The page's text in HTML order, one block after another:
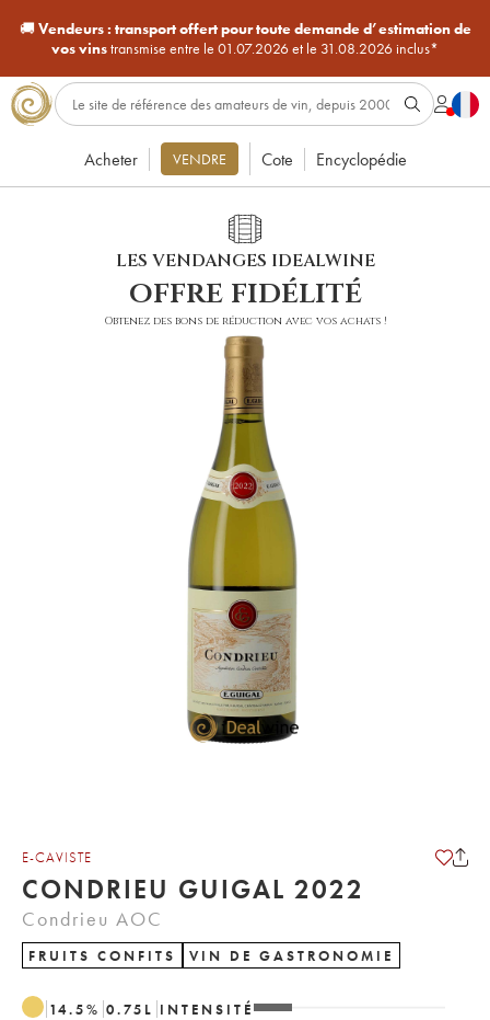
🚚Vendeurs : transport offert pour toute demande d’estimation de
vos vinstransmise entre le 01.07.2026 et le 31.08.2026 inclus*
Acheter VENDRE Cote Encyclopédie
LES VENDANGES IDEALWINE
offre fidélité
Obtenez des bons de réduction avec vos achats !
E-CAVISTE
CONDRIEU GUIGAL 2022
Condrieu AOC
FRUITS CONFITS VIN DE GASTRONOMIE
14.5% 0.75 L INTENSITÉ